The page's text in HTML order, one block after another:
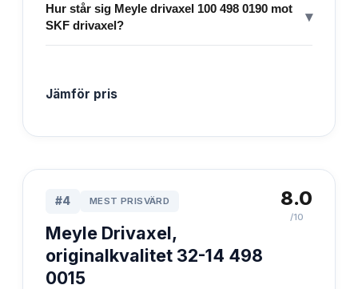
Hur står sig Meyle drivaxel 100 498 0190 mot
SKF drivaxel?
▾
Jämför pris
#4 MEST PRISVÄRD
Meyle Drivaxel,
originalkvalitet 32-14 498
0015
8.0
/10